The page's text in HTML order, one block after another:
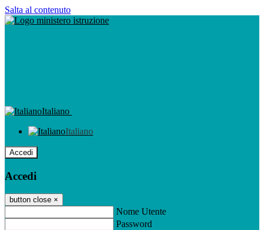
Salta al contenuto
Italiano
Italiano
Accedi
Accedi
button close ×
Nome Utente
Password